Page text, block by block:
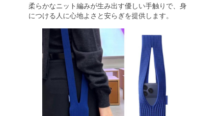
柔らかなニット編みが生み出す優しい手触りで、身
につける人に心地よさと安らぎを提供します。